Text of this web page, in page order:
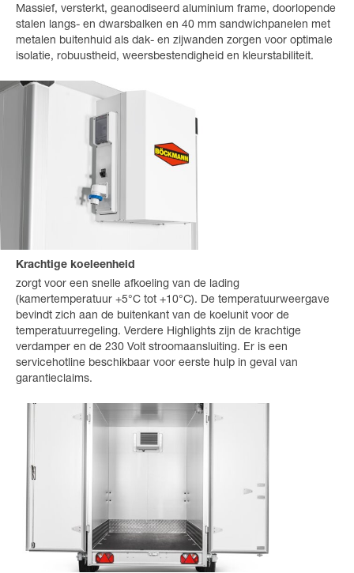
Massief, versterkt, geanodiseerd aluminium frame, doorlopende
stalen langs- en dwarsbalken en 40 mm sandwichpanelen met
metalen buitenhuid als dak- en zijwanden zorgen voor optimale
isolatie, robuustheid, weersbestendigheid en kleurstabiliteit.
Krachtige koeleenheid
zorgt voor een snelle afkoeling van de lading
(kamertemperatuur +5°C tot +10°C). De temperatuurweergave
bevindt zich aan de buitenkant van de koelunit voor de
temperatuurregeling. Verdere Highlights zijn de krachtige
verdamper en de 230 Volt stroomaansluiting. Er is een
servicehotline beschikbaar voor eerste hulp in geval van
garantieclaims.